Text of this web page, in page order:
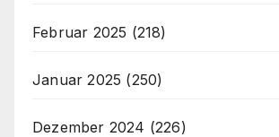
Februar 2025 (218)
Januar 2025 (250)
Dezember 2024 (226)